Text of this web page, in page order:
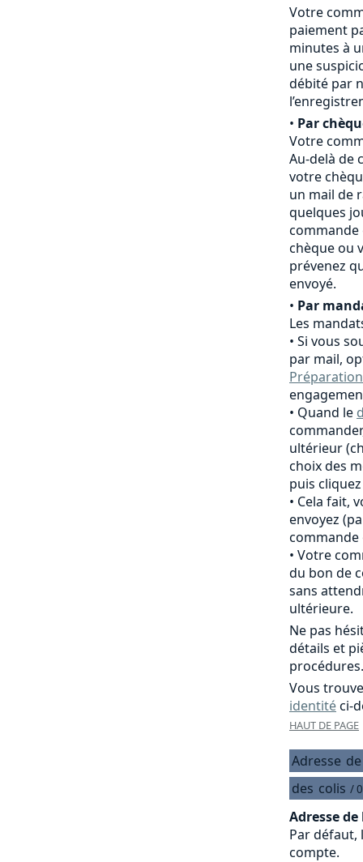
Votre
paiement
minutes à
une
débité par
• Par
Votre
Au-delà de
votre
un mail de
quelques
chèque ou
prévenez
envoyé.
• Par
Les
Si vous
par mail,
Quand le
ultérieur
choix des
puis
Cela fait,
envoyez
commande
Votre
du bon de
sans
ultérieure.
Ne pas
détails et
procédures.
Vous
identitéci-
HAUT DE PAGE
Adresse de
des colis /
Adresse
Par défaut,
compte.